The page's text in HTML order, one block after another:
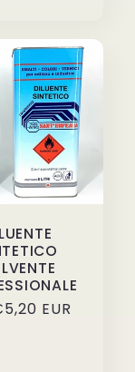
EUR